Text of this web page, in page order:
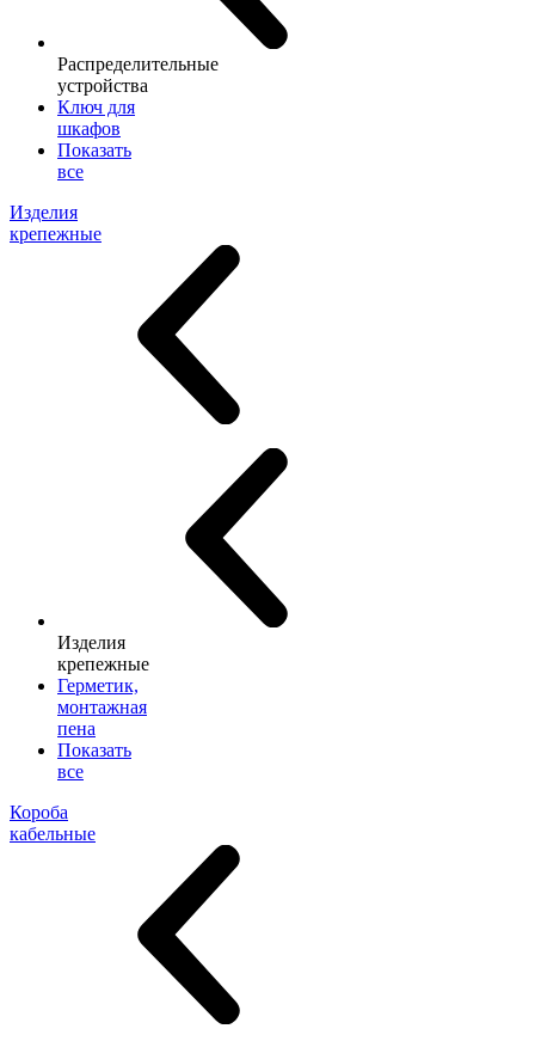
Распределительные
устройства
Ключ для
шкафов
Показать
все
Изделия
крепежные
Изделия
крепежные
Герметик,
монтажная
пена
Показать
все
Короба
кабельные